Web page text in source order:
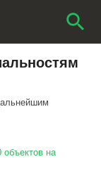
search
на